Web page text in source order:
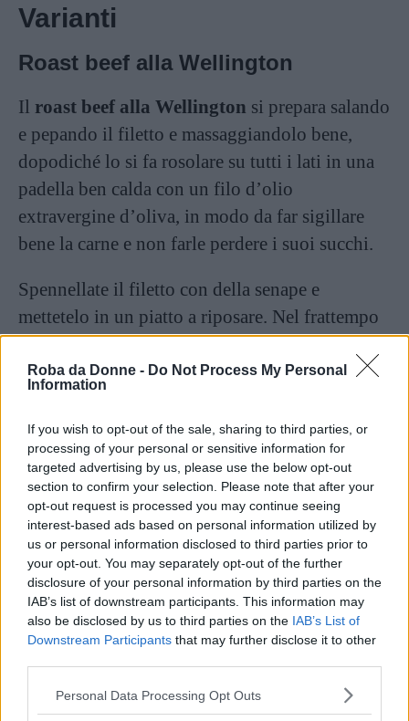
Roba da Donne - Do Not Process My Personal
Information
If you wish to opt-out of the sale, sharing to third parties, or
processing of your personal or sensitive information for
targeted advertising by us, please use the below opt-out
section to confirm your selection. Please note that after your
opt-out request is processed you may continue seeing
interest-based ads based on personal information utilized by
us or personal information disclosed to third parties prior to
your opt-out. You may separately opt-out of the further
disclosure of your personal information by third parties on the
IAB’s list of downstream participants. This information may
also be disclosed by us to third parties on the IAB’s List of
Downstream Participants that may further disclose it to other
Please note that this website/app uses one or more Google
Personal Data Processing Opt Outs
Varianti
Roast beef alla Wellington
Il roast beef alla Wellington si prepara salando
e pepando il filetto e massaggiandolo bene,
dopodiché lo si fa rosolare su tutti i lati in una
padella ben calda con un filo d’olio
extravergine d’oliva, in modo da far sigillare
bene la carne e non farle perdere i suoi succhi.
Spennellate il filetto con della senape e
mettetelo in un piatto a riposare. Nel frattempo
preparate la crema di funghi, quindi puliteli,
tagliateli a pezzi e versateli in un mixer.
Trasferite la crema in una padella ben calda e
fatela cuocere mescolandola di tanto in tanto
fino a che non risulterà essere ben asciutta.
Prendete un foglio di pellicola trasparente per
alimenti e disponetevi in superficie delle fette di
prosciutto crudo, aggiungete un pizzico di pepe
e distribuite la crema di funghi in modo
uniforme.
completamente nella pellicola, ruotando le